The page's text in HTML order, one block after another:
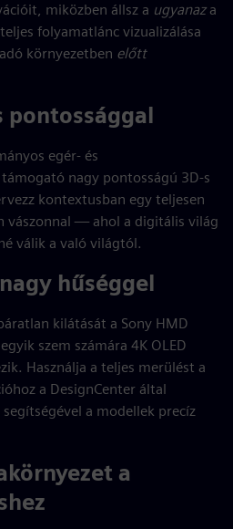
miközben állsz a ugyanaz a
folyamatlánc vizualizálása
környezetben előtt
pontossággal
egér- és
nagy pontosságú 3D-s
kontextusban egy teljesen
vászonnal — ahol a digitális világ
válik a való világtól.
hűséggel
kilátását a Sony HMD
szem számára 4K OLED
Használja a teljes merülést a
a DesignCenter által
a modellek precíz
a